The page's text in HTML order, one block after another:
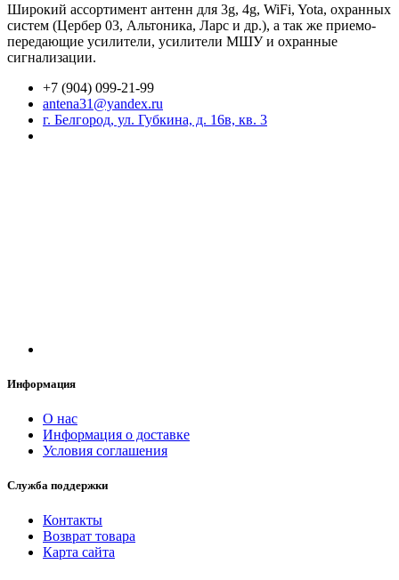
Широкий ассортимент антенн для 3g, 4g, WiFi, Yota, охранных
систем (Цербер 03, Альтоника, Ларс и др.), а так же приемо-
передающие усилители, усилители МШУ и охранные
сигнализации.
+7 (904) 099-21-99
antena31@yandex.ru
г. Белгород, ул. Губкина, д. 16в, кв. 3
Информация
О нас
Информация о доставке
Условия соглашения
Служба поддержки
Контакты
Возврат товара
Карта сайта